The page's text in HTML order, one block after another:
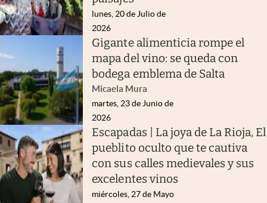
lunes, 20 de Julio de
2026
Gigante alimenticia rompe el
mapa del vino: se queda con
bodega emblema de Salta
Micaela Mura
martes, 23 de Junio de
2026
Escapadas | La joya de La Rioja, El
pueblito oculto que te cautiva
con sus calles medievales y sus
excelentes vinos
miércoles, 27 de Mayo